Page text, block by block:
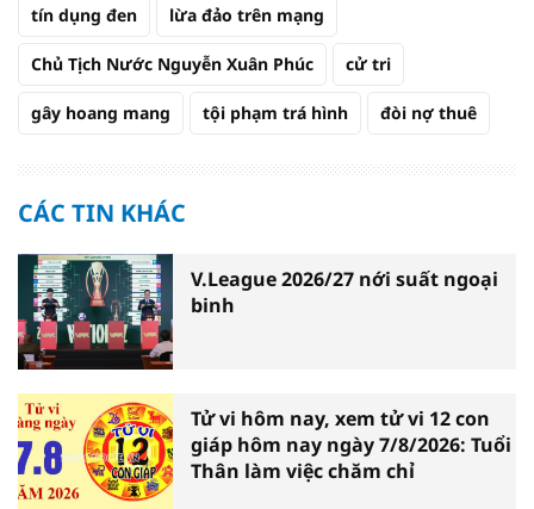
tín dụng đen lừa đảo trên mạng
Chủ Tịch Nước Nguyễn Xuân Phúc cử tri
gây hoang mang tội phạm trá hình đòi nợ thuê
CÁC TIN KHÁC
V.League 2026/27 nới suất ngoại
binh
Tử vi hôm nay, xem tử vi 12 con
giáp hôm nay ngày 7/8/2026: Tuổi
Thân làm việc chăm chỉ